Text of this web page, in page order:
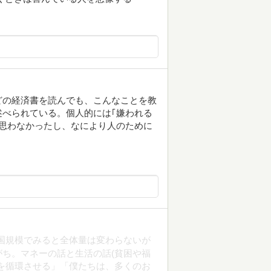
経済書を読んでも、こんなことを教
られている。個人的には｢嫌われる
わなかったし、なにより人のために
規模でみると全体量は変わらないが
。マネーの話と生活の話(貧困や福
環させる」「僕たちは、多くのお